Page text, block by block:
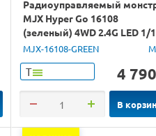
Радиоуправляемый
MJX Hyper Go 16108
(зеленый) 4WD 2.4G LED 1/
RTR
MJX-16108-GREEN
Т 4 790
В